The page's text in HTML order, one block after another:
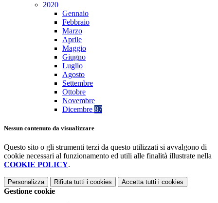
2020
Gennaio
Febbraio
Marzo
Aprile
Maggio
Giugno
Luglio
Agosto
Settembre
Ottobre
Novembre
Dicembre 87
Nessun contenuto da visualizzare
Questo sito o gli strumenti terzi da questo utilizzati si avvalgono di
cookie necessari al funzionamento ed utili alle finalità illustrate nella
COOKIE POLICY.
Personalizza Rifiuta tutti i cookies Accetta tutti i cookies
Gestione cookie